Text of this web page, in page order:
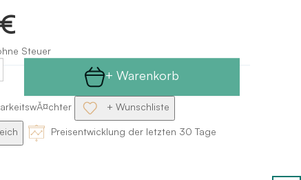
Steuer
+ Warenkorb
+ Wunschliste
Preisentwicklung der letzten 30 Tage